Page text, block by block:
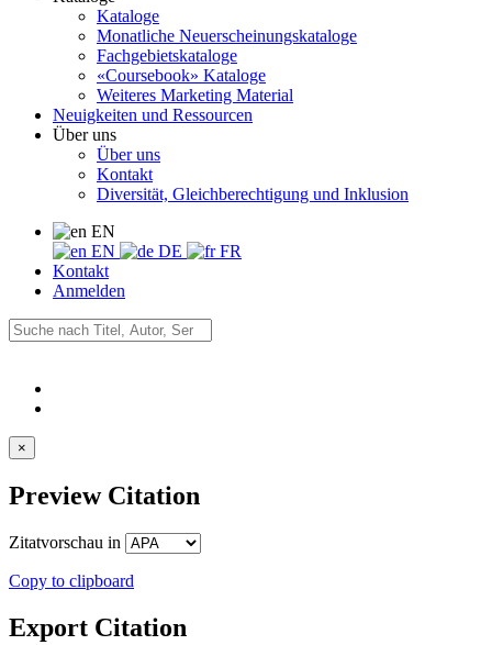
Kataloge
Monatliche Neuerscheinungskataloge
Fachgebietskataloge
«Coursebook» Kataloge
Weiteres Marketing Material
Neuigkeiten und Ressourcen
Über uns
Über uns
Kontakt
Diversität, Gleichberechtigung und Inklusion
EN
EN
DE
FR
Kontakt
Anmelden
×
Preview Citation
Zitatvorschau in
Copy to clipboard
Export Citation